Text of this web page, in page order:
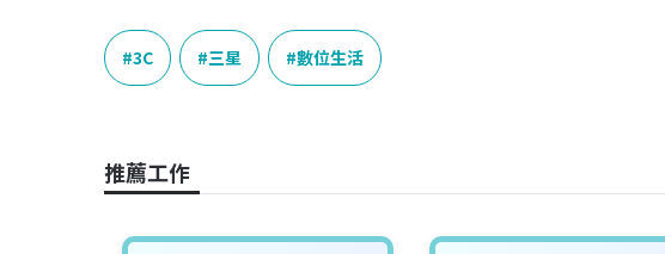
c
e
b
k
n
e
e
n
k
e
p
y
L
3C 三星 數位生活
推薦工作